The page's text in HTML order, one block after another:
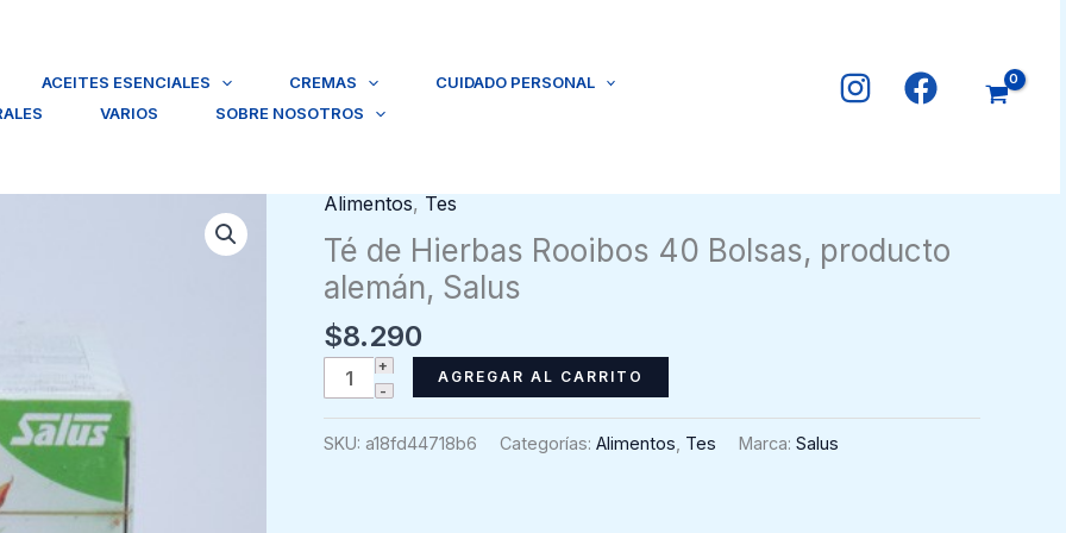
ACEITES ESENCIALES CREMAS
CUIDADO PERSONAL
VARIOS SOBRE NOSOTROS
Alimentos, Tes
Té de Hierbas Rooibos 40 Bolsas, producto
alemán, Salus
$8.290
de
Hierbas
AGREGAR AL CARRITO
SKU: a18fd44718b6 Categorías: Alimentos Tes Marca: Salus